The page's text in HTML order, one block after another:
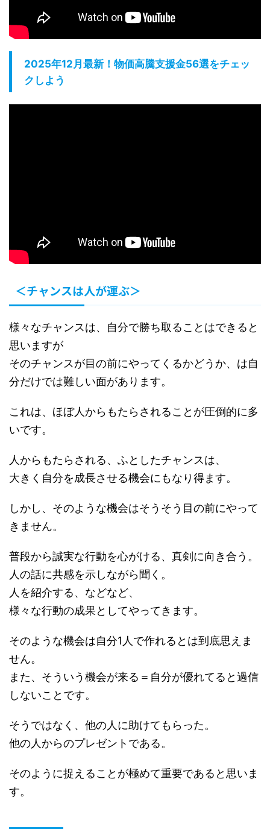
2025年12月最新！物価高騰支援金56選をチェッ
クしよう
＜チャンスは人が運ぶ＞
様々なチャンスは、自分で勝ち取ることはできると
思いますが
そのチャンスが目の前にやってくるかどうか、は自
分だけでは難しい面があります。
これは、ほぼ人からもたらされることが圧倒的に多
いです。
人からもたらされる、ふとしたチャンスは、
大きく自分を成長させる機会にもなり得ます。
しかし、そのような機会はそうそう目の前にやって
きません。
普段から誠実な行動を心がける、真剣に向き合う。
人の話に共感を示しながら聞く。
人を紹介する、などなど、
様々な行動の成果としてやってきます。
そのような機会は自分1人で作れるとは到底思えま
せん。
また、そういう機会が来る＝自分が優れてると過信
しないことです。
そうではなく、他の人に助けてもらった。
他の人からのプレゼントである。
そのように捉えることが極めて重要であると思いま
す。